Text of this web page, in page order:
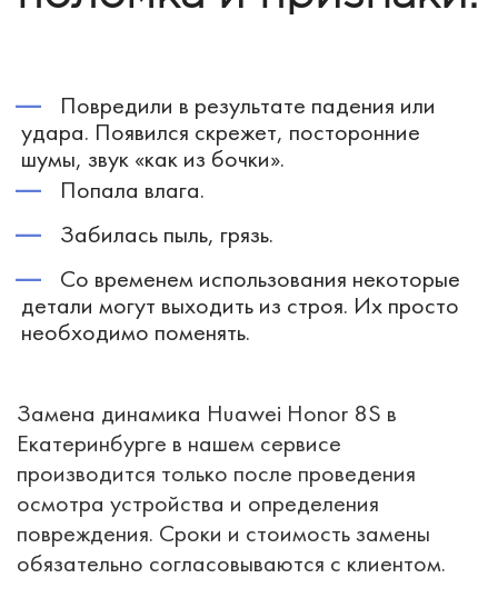
Повредили в результате падения или
удара. Появился скрежет, посторонние
шумы, звук «как из бочки».
Попала влага.
Забилась пыль, грязь.
Со временем использования некоторые
детали могут выходить из строя. Их просто
необходимо поменять.
Замена динамика Huawei Honor 8S в
Екатеринбурге в нашем сервисе
производится только после проведения
осмотра устройства и определения
повреждения. Сроки и стоимость замены
обязательно согласовываются с клиентом.